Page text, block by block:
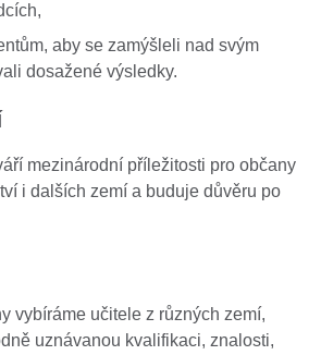
aby se zamýšleli nad svým
dosažené výsledky.
mezinárodní příležitosti pro občany
i dalších zemí a buduje důvěru po
vybíráme učitele z různých zemí,
uznávanou kvalifikaci, znalosti,